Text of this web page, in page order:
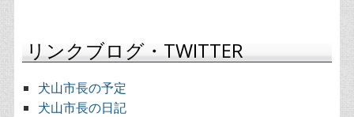
リンクブログ・TWITTER
犬山市長の予定
犬山市長の日記